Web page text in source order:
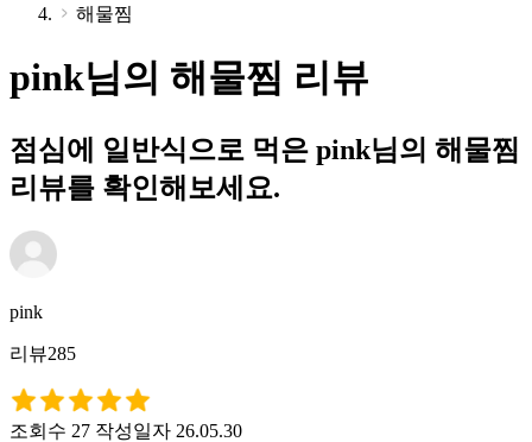
해물찜
pink님의 해물찜 리뷰
점심에 일반식으로 먹은 pink님의 해물찜
리뷰를 확인해보세요.
pink
리뷰285
조회수 27 작성일자 26.05.30